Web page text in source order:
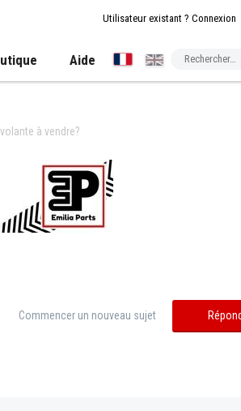
Utilisateur existant ? Connexion
Aide
à vendre?
Commencer un nouveau sujet